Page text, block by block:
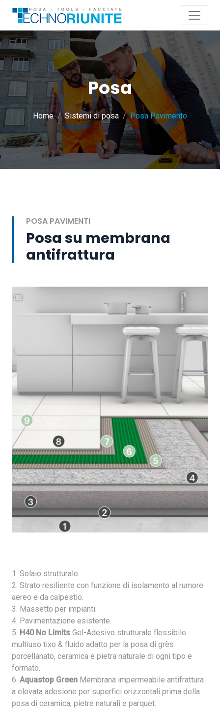
Posa
Home Sistemi di posa Posa Pavimento
POSA PAVIMENTI
Posa su membrana
antifrattura
1. Solaio strutturale.
2. Strato resiliente con funzione di isolamento al rumore
aereo e da calpestio.
3. Massetto per impianti.
4. Pavimentazione esistente.
5. H40 No Limits Gel-Adesivo strutturale flessibile
multiuso tixo & fluido adatto per la posa di grès
porcellanato, ceramica e pietra naturale di ogni tipo e
formato.
6. Aquastop Green Membrana impermeabile antifrattura
a elevata adesione per superfici orizzontali prima della
posa di ceramica, pietre naturali e parquet.